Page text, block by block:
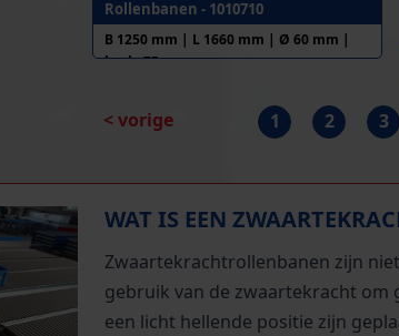
Rollenbanen - 1010710
B 1250 mm | L 1660 mm | Ø 60 mm |
h.o.h. 75 mm
< vorige 1 2 3
WAT IS EEN
Zwaartekrachtrollenbanen zijn
gebruik van de zwaartekracht om
een licht hellende positie zijn